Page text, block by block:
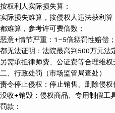
按权利人实际损失算；
实际损失难算，按侵权人违法获利算
都难算，参考许可费倍数；
恶意+情节严重：1–5倍惩罚性赔偿；
都无法证明：法院最高判500万元法
另需承担律师费、公证费等合理维权
二、行政处罚（市场监管局查处）
责令停止侵权：停止销售、删除侵权
没收+销毁：侵权商品、专用制假工
罚款：